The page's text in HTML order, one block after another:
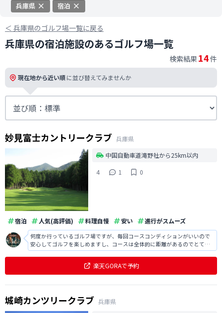
兵庫県 宿泊
＜ 兵庫県のゴルフ場一覧に戻る
兵庫県の宿泊施設のあるゴルフ場一覧
検索結果 14件
現在地から近い順に並び替えてみませんか
妙見富士カントリークラブ 兵庫県
中国自動車道滝野社から25km以内
4
1 0
宿泊 人気(高評価) 料理自慢 安い 進行がスムーズ
何度か行っているゴルフ場ですが、毎回コースコンディションがいいので
安心してゴルフを楽しめますし、コースは全体的に距離があるのでとても
打ちやすいです。また、レストランのメニューも多くてどれも美味しいで
楽天GORAで予約
城崎カンツリークラブ 兵庫県